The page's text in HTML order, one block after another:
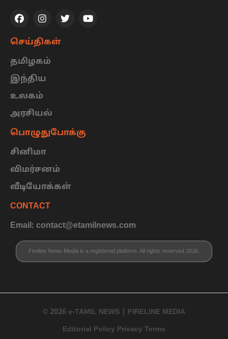
செய்திகள்
தமிழகம்
இந்திய
உலகம்
அரசியல்
பொழுதுபோக்கு
சினிமா
விமர்சனம்
வீடியோக்கள்
CONTACT
Email: contact@etamilnews.com
Fireline News Media is a registered platform. All rights reserved 2026.
© 2026 e-TAMIL NEWS | FIRELINE MEDIA
Editorial Policy Privacy Terms